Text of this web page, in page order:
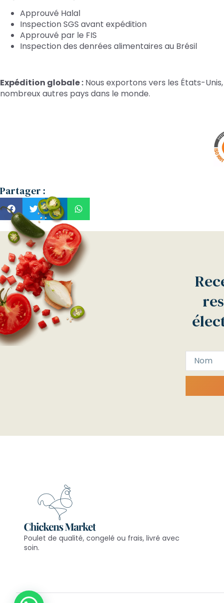
Approuvé Halal
Inspection SGS avant expédition
Approuvé par le FIS
Inspection des denrées alimentaires au Brésil
Expédition globale : Nous exportons vers les États-
nombreux autres pays dans le monde.
Partager :
Poulet de qualité, congelé ou frais, livré avec
soin.